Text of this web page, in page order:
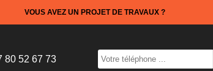
VOUS AVEZ UN PROJET DE TRAVAUX ?
80 52 67 73